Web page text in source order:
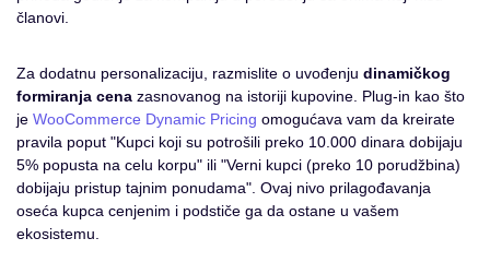
članovi.
Za dodatnu personalizaciju, razmislite o uvođenju dinamičkog
formiranja cena zasnovanog na istoriji kupovine. Plug-in kao što
je WooCommerce Dynamic Pricing omogućava vam da kreirate
pravila poput "Kupci koji su potrošili preko 10.000 dinara dobijaju
5% popusta na celu korpu" ili "Verni kupci (preko 10 porudžbina)
dobijaju pristup tajnim ponudama". Ovaj nivo prilagođavanja
oseća kupca cenjenim i podstiče ga da ostane u vašem
ekosistemu.